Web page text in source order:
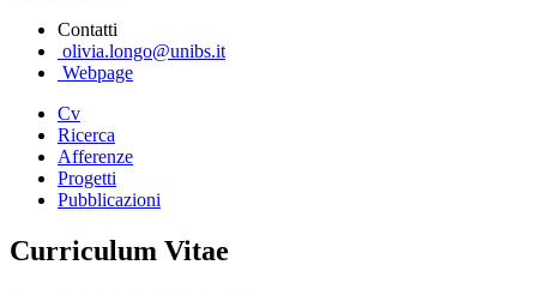
Contatti
olivia.longo@unibs.it
Webpage
Cv
Ricerca
Afferenze
Progetti
Pubblicazioni
Curriculum Vitae